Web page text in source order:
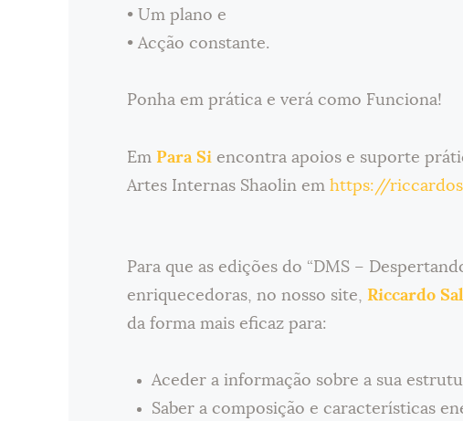
• Um plano e
• Acção constante.
Ponha em prática e verá como Funciona!
Em Para Si encontra apoios e suporte
Artes Internas Shaolin emhttps://
Para que as edições do “DMS –
enriquecedoras, no nosso site, Riccardo
da forma mais eficaz para:
Aceder a informação sobre a sua
Saber a composição e características